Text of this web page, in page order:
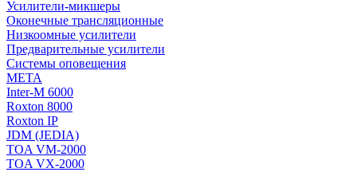
Усилители-микшеры
Оконечные трансляционные
Низкоомные усилители
Предварительные усилители
Системы оповещения
МЕТА
Inter-M 6000
Roxton 8000
Roxton IP
JDM (JEDIA)
TOA VM-2000
TOA VX-2000